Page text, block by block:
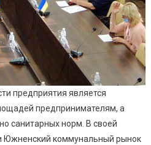
предприятия является
предпринимателям, а
санитарных норм. В своей
Южненский коммунальный рынок